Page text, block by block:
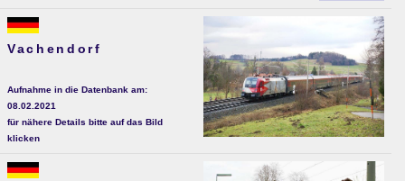
Vachendorf
Aufnahme in die Datenbank am:
08.02.2021
für nähere Details bitte auf das Bild
klicken